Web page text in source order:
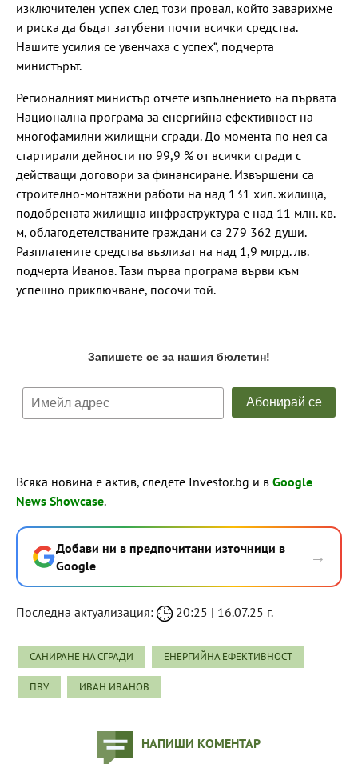
изключителен успех след този провал, който заварихме
и риска да бъдат загубени почти всички средства.
Нашите усилия се увенчаха с успех“, подчерта
министърът.
Регионалният министър отчете изпълнението на първата
Национална програма за енергийна ефективност на
многофамилни жилищни сгради. До момента по нея са
стартирали дейности по 99,9 % от всички сгради с
действащи договори за финансиране. Извършени са
строително-монтажни работи на над 131 хил. жилища,
подобрената жилищна инфраструктура е над 11 млн. кв.
м, облагодетелстваните граждани са 279 362 души.
Разплатените средства възлизат на над 1,9 млрд. лв.
подчерта Иванов. Тази първа програма върви към
успешно приключване, посочи той.
Всяка новина е актив, следете Investor.bg и в Google
News Showcase.
Добави ни в предпочитани източници в
Google
→
Последна актуализация: 20:25 | 16.07.25 г.
САНИРАНЕ НА СГРАДИ ЕНЕРГИЙНА ЕФЕКТИВНОСТ
ПВУ ИВАН ИВАНОВ
НАПИШИ КОМЕНТАР